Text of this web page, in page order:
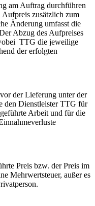
am Auftrag durchführen
Aufpreis zusätzlich zum
Änderung umfasst die
Abzug des Aufpreises
TTG die jeweilige
der erfolgten
der Lieferung unter der
den Dienstleister TTG für
Arbeit und für die
Preis bzw. der Preis im
Mehrwertsteuer, außer es